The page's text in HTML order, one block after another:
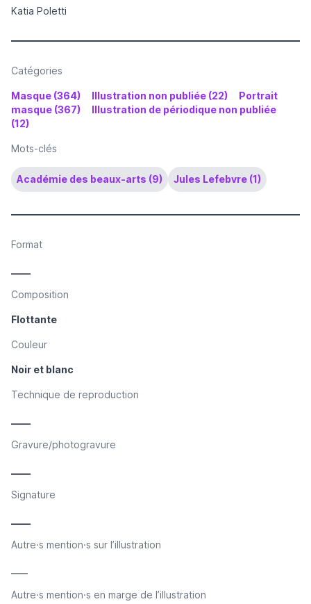
Katia Poletti
Catégories
Masque (364) Illustration non publiée (22)
Portrait
masque (367)
Illustration de périodique non publiée
(12)
Mots-clés
Académie des beaux-arts (9) Jules Lefebvre (1)
Format
Composition
Flottante
Couleur
Noir et blanc
Technique de reproduction
Gravure/photogravure
Signature
Autre·s mention·s sur l’illustration
Autre·s mention·s en marge de l’illustration